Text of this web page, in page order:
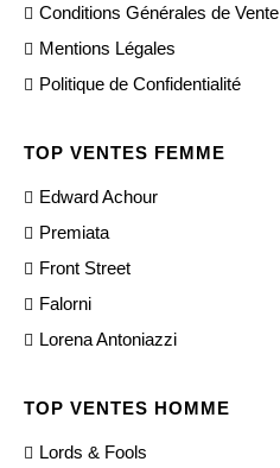
Conditions Générales de Vente
Mentions Légales
Politique de Confidentialité
TOP VENTES FEMME
Edward Achour
Premiata
Front Street
Falorni
Lorena Antoniazzi
TOP VENTES HOMME
Lords & Fools